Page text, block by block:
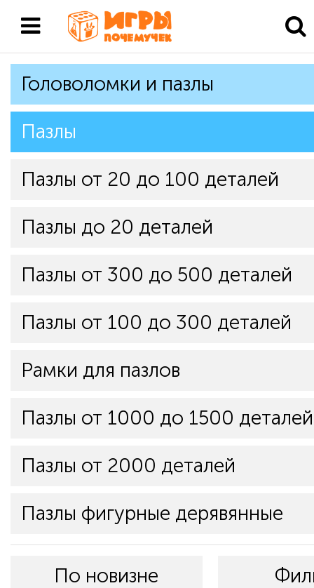
Головоломки и пазлы
Пазлы
Пазлы от 20 до 100 деталей
Пазлы до 20 деталей
Пазлы от 300 до 500 деталей
Пазлы от 100 до 300 деталей
Рамки для пазлов
Пазлы от 1000 до 1500 деталей
Пазлы от 2000 деталей
Пазлы фигурные дерявянные
По новизне